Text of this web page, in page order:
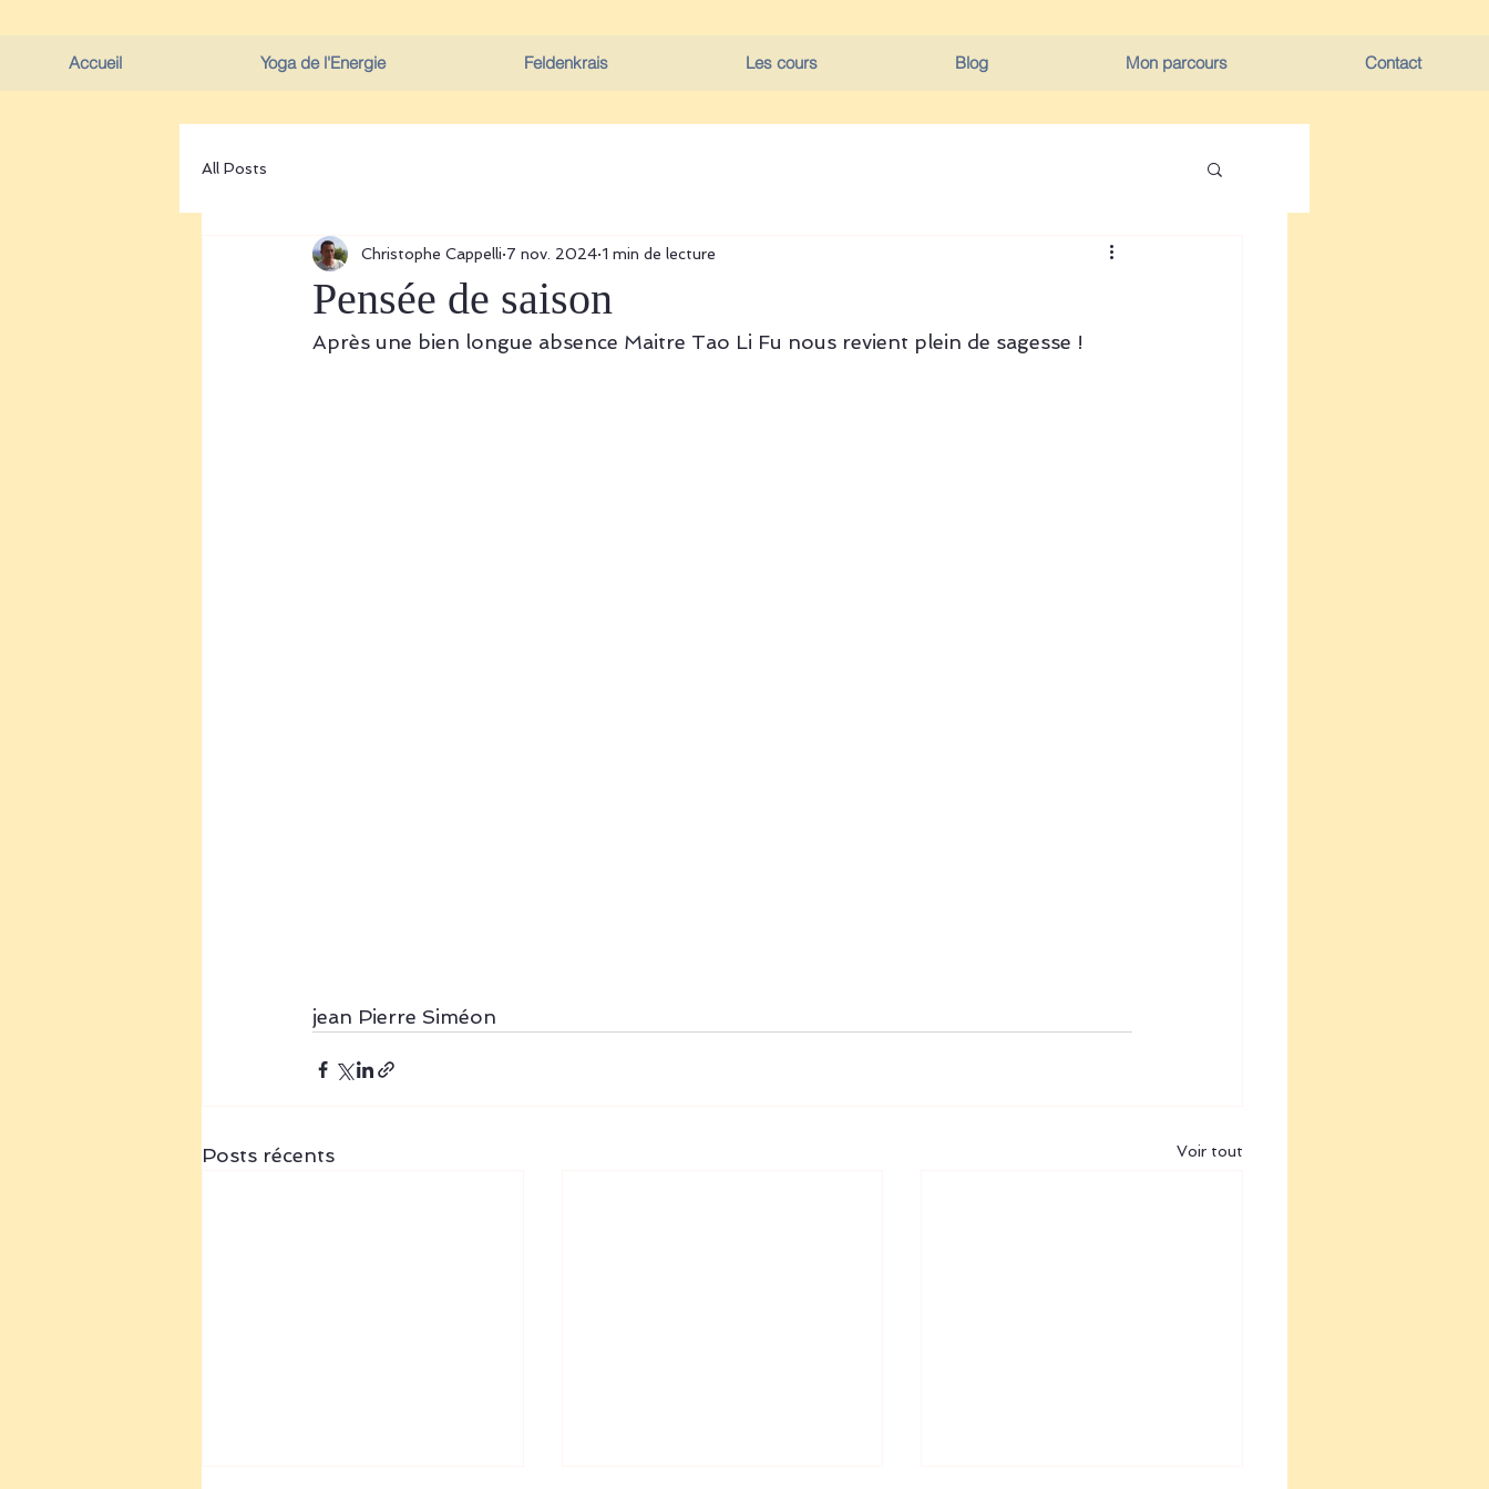
Accueil Yoga de l'Energie Feldenkrais Les cours Blog Mon parcours Contact
All Posts
Pensée de saison
Christophe Cappelli 7 nov. 2024 1 min de lecture
Après une bien longue absence Maitre Tao Li Fu nous revient plein de sagesse !
jean Pierre Siméon
Posts récents Voir tout